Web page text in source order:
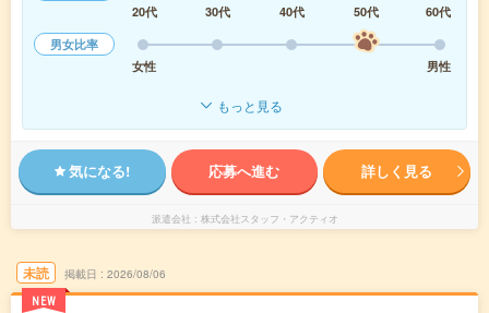
20代
30代 40代 50代
60代
男女比率
女性
男性
もっと見る
気になる! 応募へ進む 詳しく見る
派遣会社 株式会社スタッフ・アクティオ
未読
NEW
掲載日 2026/08/06